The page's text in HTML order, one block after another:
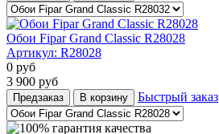
Обои Fipar Grand Classic R28028
Артикул: R28028
0 руб
3 900 руб
Предзаказ В корзину Быстрый заказ